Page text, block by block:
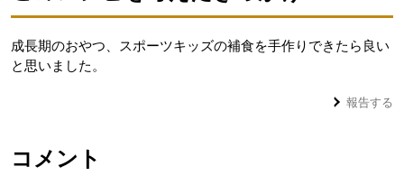
成長期のおやつ、スポーツキッズの補食を手作りできたら良い
と思いました。
報告する
コメント